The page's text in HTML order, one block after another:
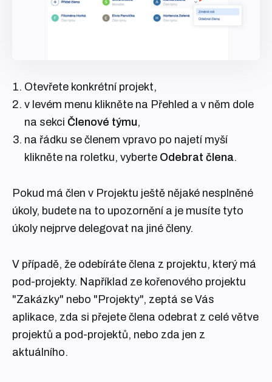
Otevřete konkrétní projekt,
v levém menu klikněte na Přehled a v něm dole
na sekci Členové týmu,
na řádku se členem vpravo po najetí myší
klikněte na roletku, vyberte Odebrat člena.
Pokud má člen v Projektu ještě nějaké nesplněné
úkoly, budete na to upozornění a je musíte tyto
úkoly nejprve delegovat na jiné členy.
V případě, že odebíráte člena z projektu, který má
pod-projekty. Například ze kořenového projektu
"Zakázky" nebo "Projekty", zeptá se Vás
aplikace, zda si přejete člena odebrat z celé větve
projektů a pod-projektů, nebo zda jen z
aktuálního.